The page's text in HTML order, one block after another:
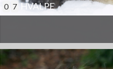
0 7 HVALPE